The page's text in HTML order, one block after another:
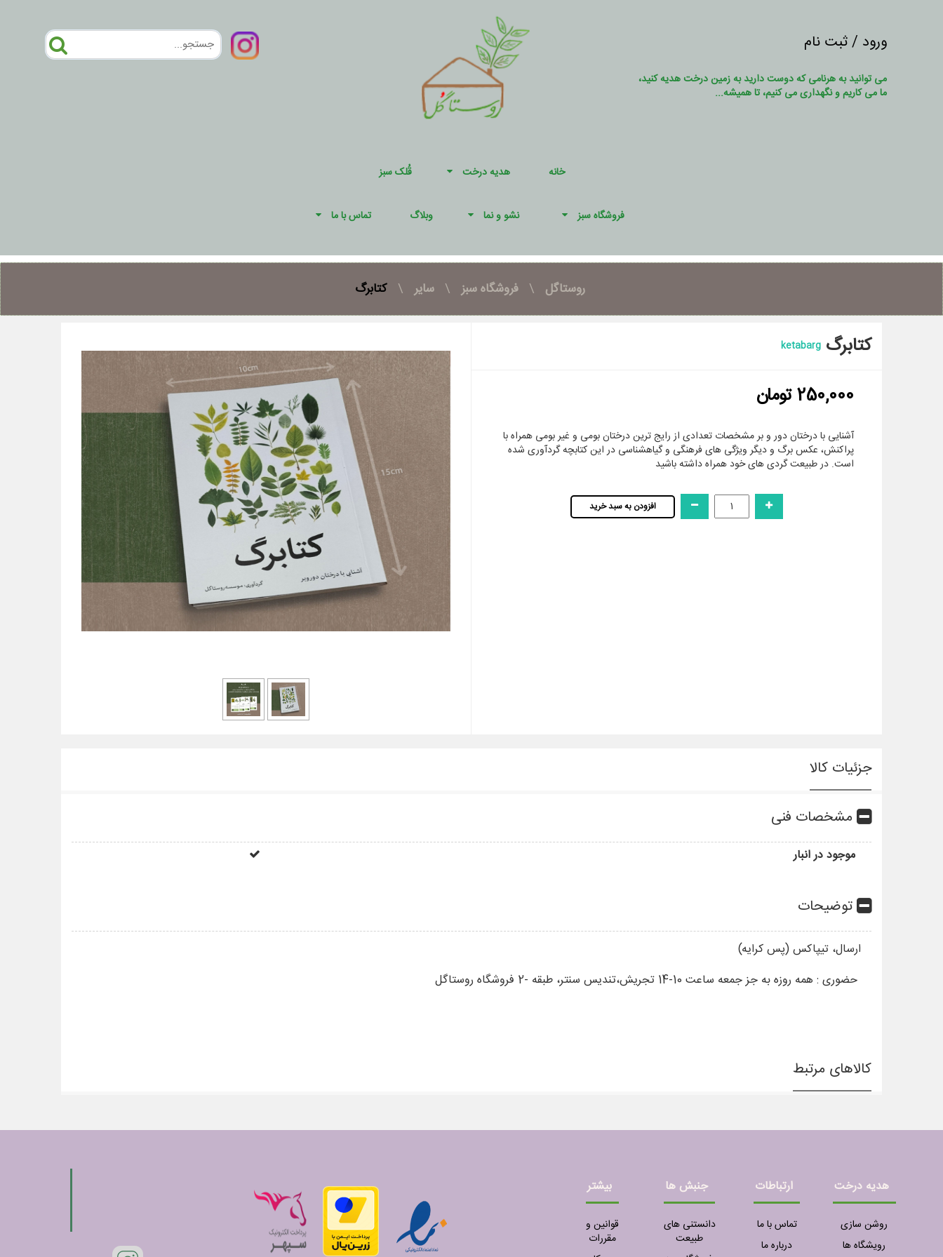
ورود / ثبت نام
می توانید به هرنامی که دوست دارید به زمین درخت هدیه کنید،
ما می کاریم و نگهداری می کنیم، تا همیشه...
خانه هدیه درخت قُلک سبز
فروشگاه سبز نشو و نما وبلاگ تماس با ما
روستاگل \ فروشگاه سبز \ سایر \ کتابرگ
کتابرگ ketabarg
250,000 تومان
آشنایی با درختان دور و بر مشخصات تعدادی از رایج ترین درختان بومی و غیر بومی همراه با
پراکنش، عکس برگ و دیگر ویژگی های فرهنگی و گیاهشناسی در این کتابچه گردآوری شده
است. در طبیعت گردی های خود همراه داشته باشید
افزودن به سبد خرید
جزئیات کالا
مشخصات فنی
موجود در انبار
توضیحات
ارسال، تیپاکس (پس کرایه)
حضوری : همه روزه به جز جمعه ساعت 10-14 تجریش،تندیس سنتر، طبقه -2 فروشگاه روستاگل
کالاهای مرتبط
هدیه درخت
روشن سازی
رویشگاه ها
ارتباطات
تماس با ما
درباره ما
جنبش ها
دانستنی های
طبیعت
بیشتر
قوانین و
مقررات